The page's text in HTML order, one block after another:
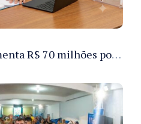
Pesca esportiva movimenta R$ 70 milhões por ano e ganha espaço na economia sustentável do Amazonas